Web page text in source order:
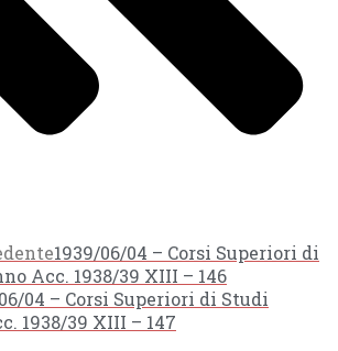
1939/06/04 – Corsi Superiori di
Acc. 1938/39 XIII – 146
04 – Corsi Superiori di Studi
1938/39 XIII – 147